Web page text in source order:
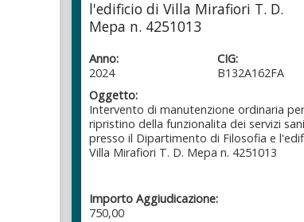
l'edificio di Villa Mirafiori T. D.
Mepa n. 4251013
Anno:
2024
CIG:
B132A162FA
Oggetto:
Intervento di manutenzione ordinaria
ripristino della funzionalita dei servizi
presso il Dipartimento di Filosofia e
Villa Mirafiori T. D. Mepa n. 4251013
Importo Aggiudicazione:
750,00